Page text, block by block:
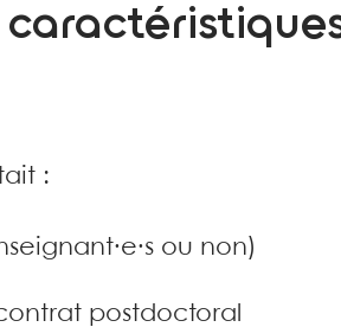
:
ou non)
postdoctoral